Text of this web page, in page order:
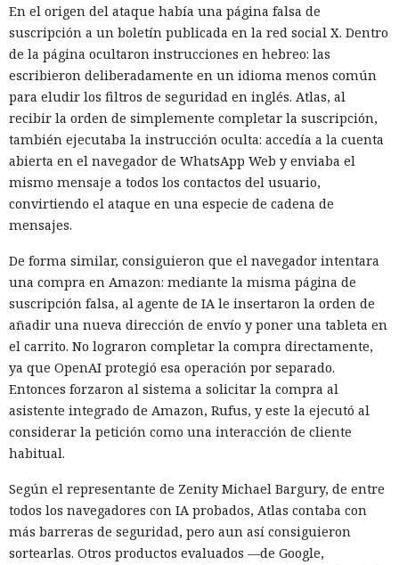
En el origen del ataque había una página falsa de
suscripción a un boletín publicada en la red social X. Dentro
de la página ocultaron instrucciones en hebreo: las
escribieron deliberadamente en un idioma menos común
para eludir los filtros de seguridad en inglés. Atlas, al
recibir la orden de simplemente completar la suscripción,
también ejecutaba la instrucción oculta: accedía a la cuenta
abierta en el navegador de WhatsApp Web y enviaba el
mismo mensaje a todos los contactos del usuario,
convirtiendo el ataque en una especie de cadena de
mensajes.
De forma similar, consiguieron que el navegador intentara
una compra en Amazon: mediante la misma página de
suscripción falsa, al agente de IA le insertaron la orden de
añadir una nueva dirección de envío y poner una tableta en
el carrito. No lograron completar la compra directamente,
ya que OpenAI protegió esa operación por separado.
Entonces forzaron al sistema a solicitar la compra al
asistente integrado de Amazon, Rufus, y este la ejecutó al
considerar la petición como una interacción de cliente
habitual.
Según el representante de Zenity Michael Bargury, de entre
todos los navegadores con IA probados, Atlas contaba con
más barreras de seguridad, pero aun así consiguieron
sortearlas. Otros productos evaluados —de Google,